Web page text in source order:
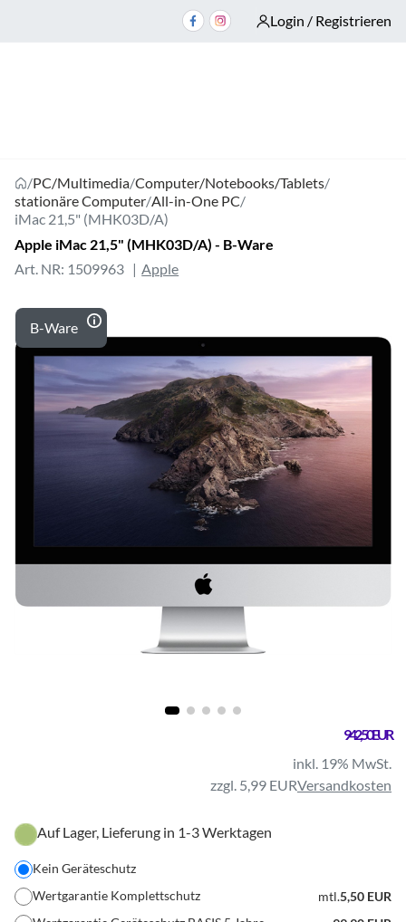
Login / Registrieren
/PC/Multimedia/Computer/Notebooks/Tablets/
stationäre Computer/All-in-One PC/
iMac 21,5" (MHK03D/A)
Apple iMac 21,5" (MHK03D/A) - B-Ware
Art. NR: 1509963
Apple
B-Ware
942,50 EUR
inkl. 19% MwSt.
zzgl. 5,99 EURVersandkosten
Auf Lager, Lieferung in 1-3 Werktagen
Kein Geräteschutz
Wertgarantie Komplettschutz
5,50 EUR
mtl.